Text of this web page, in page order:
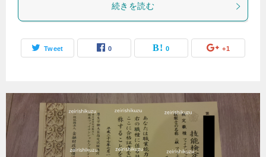
続きを読む
Tweet 0 0 +1